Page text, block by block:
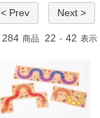
< Prev Next >
284 商品 22 - 42 表示